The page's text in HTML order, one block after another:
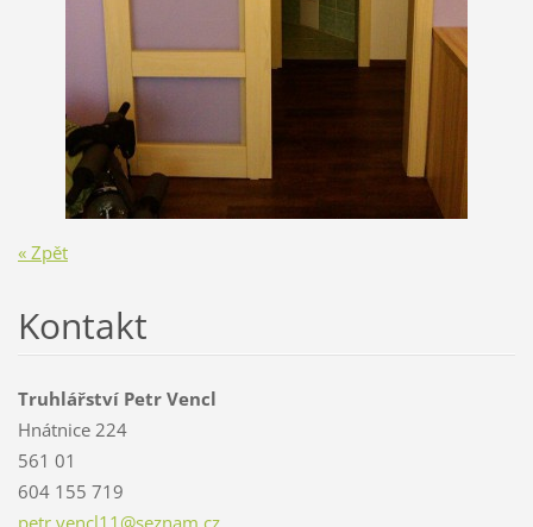
« Zpět
Kontakt
Truhlářství Petr Vencl
Hnátnice 224
561 01
604 155 719
petr.vencl11@seznam.cz